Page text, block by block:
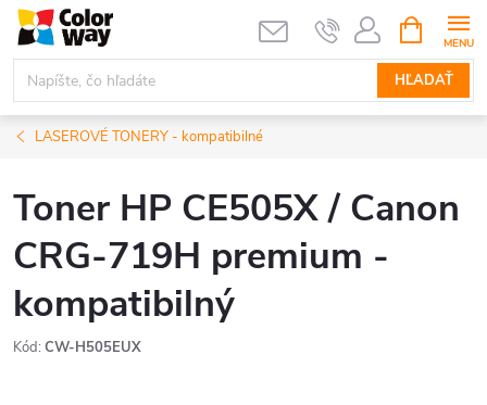
Prejsť
obsah
HĽADAŤ
KOŠÍK
LASEROVÉ TONERY - kompatibilné
Toner HP CE505X / Canon
CRG-719H premium -
kompatibilný
Kód: CW-H505EUX